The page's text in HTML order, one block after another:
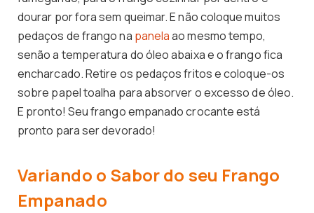
dourar por fora sem queimar. E não coloque muitos
pedaços de frango na panelaao mesmo tempo,
senão a temperatura do óleo abaixa e o frango fica
encharcado. Retire os pedaços fritos e coloque-os
sobre papel toalha para absorver o excesso de óleo.
E pronto! Seu frango empanado crocante está
pronto para ser devorado!
Variando o Sabor do seu Frango
Empanado